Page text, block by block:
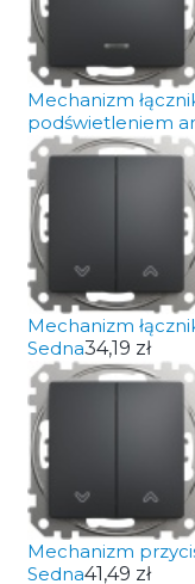
Mechanizm
podświetleniem
Mechanizm
Sedna34,19 zł
Mechanizm
Sedna41,49 zł